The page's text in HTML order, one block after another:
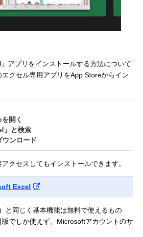
アプリをインストールする方法について
クセル専用アプリをApp Storeからイン
開く
と検索
ンロード
クセスしてもインストールできます。
Excel
と同じく基本機能は無料で使えるもの
でしか使えず、Microsoftアカウントのサ